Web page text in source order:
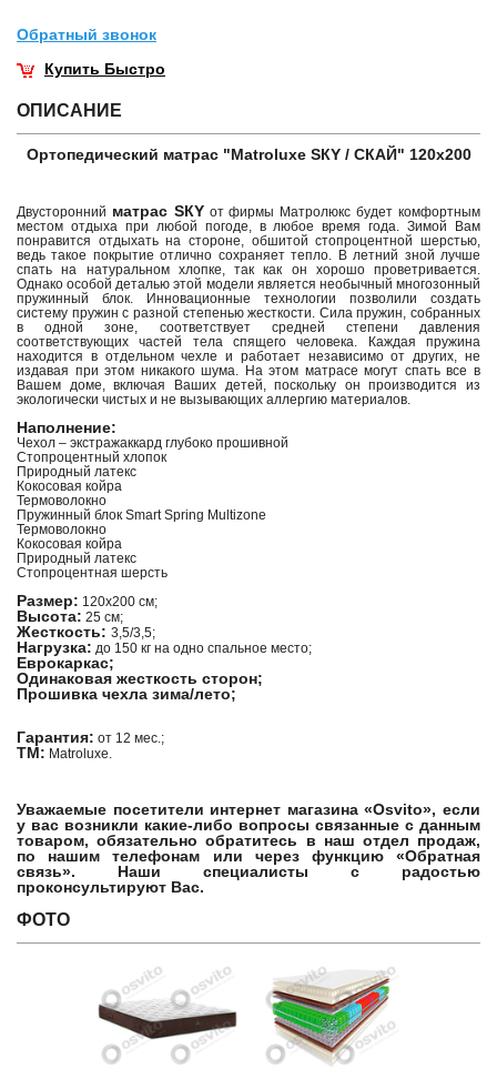
Обратный звонок
Купить Быстро
ОПИСАНИЕ
Ортопедический матрас "Matroluxe SКY / СКАЙ" 120х200
Двусторонний матрас SКYот фирмы Матролюкс будет комфортным
местом отдыха при любой погоде, в любое время года. Зимой Вам
понравится отдыхать на стороне, обшитой стопроцентной шерстью,
ведь такое покрытие отлично сохраняет тепло. В летний зной лучше
спать на натуральном хлопке, так как он хорошо проветривается.
Однако особой деталью этой модели является необычный многозонный
пружинный блок. Инновационные технологии позволили создать
систему пружин с разной степенью жесткости. Сила пружин, собранных
в одной зоне, соответствует средней степени давления
соответствующих частей тела спящего человека. Каждая пружина
находится в отдельном чехле и работает независимо от других, не
издавая при этом никакого шума. На этом матрасе могут спать все в
Вашем доме, включая Ваших детей, поскольку он производится из
экологически чистых и не вызывающих аллергию материалов.
Наполнение:
Чехол – экстражаккард глубоко прошивной
Стопроцентный хлопок
Природный латекс
Кокосовая койра
Термоволокно
Пружинный блок Smart Spring Multizone
Термоволокно
Кокосовая койра
Природный латекс
Стопроцентная шерсть
Размер: 120х200 см;
Высота: 25 см;
Жесткость: 3,5/3,5;
Нагрузка: до 150 кг на одно спальное место;
Еврокаркас;
Одинаковая жесткость сторон;
Прошивка чехла зима/лето;
Гарантия: от 12 мес.;
ТМ: Matroluxe.
Уважаемые посетители интернет магазина «Osvito», если
у вас возникли какие-либо вопросы связанные с данным
товаром, обязательно обратитесь в наш отдел продаж,
по нашим телефонам или через функцию «Обратная
связь». Наши специалисты с радостью
проконсультируют Вас.
ФОТО